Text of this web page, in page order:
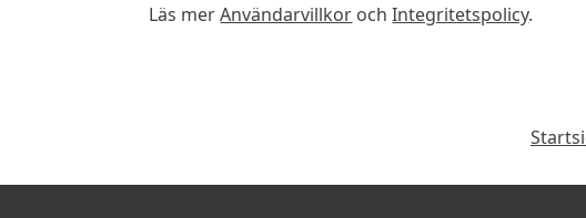
Läs merAnvändarvillkor ochIntegritetspolicy.